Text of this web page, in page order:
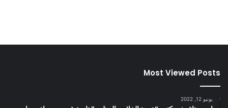
Most Viewed Posts
يونيو 12, 2022